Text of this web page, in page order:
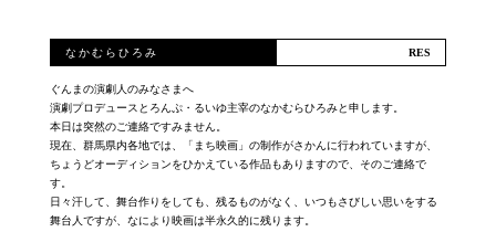
なかむらひろみ
ぐんまの演劇人のみなさまへ
演劇プロデュースとろんぷ・るいゆ主宰のなかむらひろみと申します。
本日は突然のご連絡ですみません。
現在、群馬県内各地では、「まち映画」の制作がさかんに行われていますが、
ちょうどオーディションをひかえている作品もありますので、そのご連絡で
す。
日々汗して、舞台作りをしても、残るものがなく、いつもさびしい思いをする
舞台人ですが、なにより映画は半永久的に残ります。